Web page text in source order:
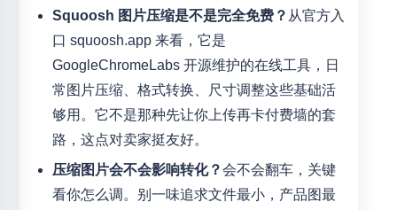
Squoosh 图片压缩是不是完全免费？ 从官方入
口 squoosh.app 来看，它是
GoogleChromeLabs 开源维护的在线工具，日
常图片压缩、格式转换、尺寸调整这些基础活
够用。它不是那种先让你上传再卡付费墙的套
路，这点对卖家挺友好。
压缩图片会不会影响转化？会不会翻车，关键
看你怎么调。别一味追求文件最小，产品图最